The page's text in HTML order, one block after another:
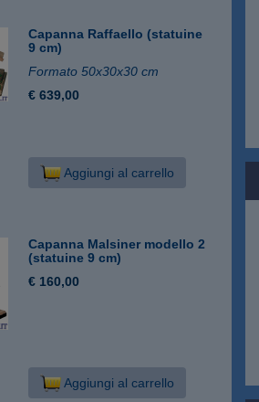
Capanna Raffaello (statuine
9 cm)
Formato 50x30x30 cm
€ 639,00
Aggiungi al carrello
Capanna Malsiner modello 2
(statuine 9 cm)
€ 160,00
Aggiungi al carrello